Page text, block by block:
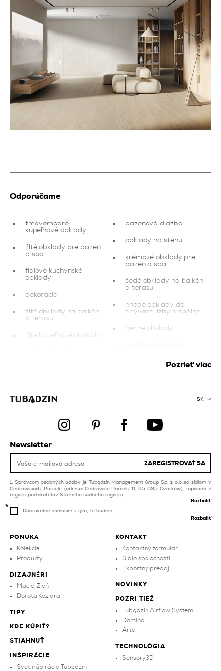
Odporúčame
tmavomodré
kúpeľňové obklady
žlté obklady pre bazén
a spa
fialové kuchynské
obklady
dekorácie
žlté obklady na balkón
a terasu
žlté kúpeľňové obklady
obklady
čierne kúpeľňové
oranžové obklady na
balkón a terasu
medené obklady do
obývacej izby a spálne
kuchyňa
bazénová dlažba
obklady na stenu
krémové obklady pre
bazén a spa
šedé obklady na balkón
a terasu
hnedé obklady do
obývacej izby a spálne
čierne obklady
strieborné obklady pre
zelené obklady pre
medené obklady
Pozrieť viac
SK
PONUKA
Kolekcie
Produkty
DIZAJNÉRI
Maciej Zień
Dorota Koziara
TIPY
KDE KÚPIŤ?
STIAHNUŤ
INŠPIRÁCIE
Svet inšpirácie Tubądzin
KONTAKT
Kontaktný formulár
Sídlo spoločnosti
Exportný predaj
NOVINKY
POZRI TIEŽ
Tubądzin Airflow System
Domino
Arte
TECHNOLÓGIA
Sensory3D
Newsletter
ZAREGISTROVAŤ SA
Správcom osobných údajov je Tubądzin Management Group Sp. z o.o. so sídlom v
Cedrowiciach, Parcele (adresa: Cedrowice Parcels 11, 95-035 Ozorków), zapísaná v
registri podnikateľov Štátneho súdneho registra,...
Rozbaliť
Dobrovoľne súhlasím s tým, že budem ...
Rozbaliť